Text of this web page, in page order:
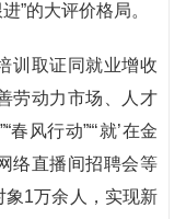
”的大评价格局。
训取证同就业增收
劳动力市场、人才
风行动”“‘就’在金
络直播间招聘会等
象1万余人，实现新